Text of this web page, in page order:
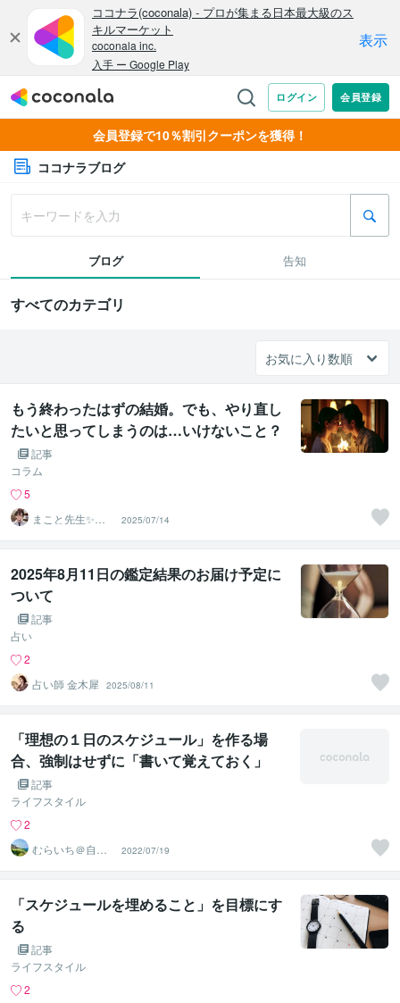
会員登録で10％割引クーポンを獲得！
ココナラブログ
ブログ 告知
すべてのカテゴリ
もう終わったはずの結婚。でも、やり直し
たいと思ってしまうのは…いけないこと？
記事
コラム
5
まこと先生✨未
来を照らすお悩
み相談室
2025/07/14
2025年8月11日の鑑定結果のお届け予定に
ついて
記事
占い
2
占い師 金木犀
2025/08/11
「理想の１日のスケジュール」を作る場
合、強制はせずに「書いて覚えておく」
記事
ライフスタイル
2
むらいち＠自己
啓発ライター
2022/07/19
「スケジュールを埋めること」を目標にす
る
記事
ライフスタイル
2